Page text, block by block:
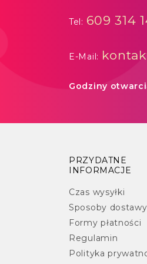
Tel: 609 314
E-Mail:
Godziny
PRZYDATNE
INFORMACJE
Czas wysyłki
Sposoby dostawy
Formy płatności
Regulamin
Polityka